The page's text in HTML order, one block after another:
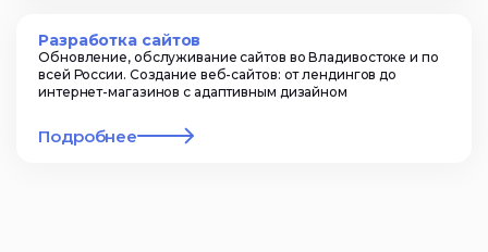
Разработка сайтов
Обновление, обслуживание сайтов во Владивостоке и по
всей России. Создание веб-сайтов: от лендингов до
интернет-магазинов с адаптивным дизайном
Подробнее